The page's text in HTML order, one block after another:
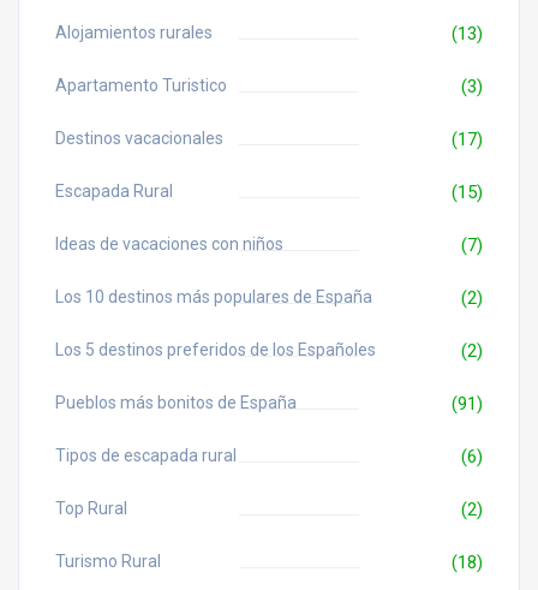
Alojamientos rurales (13)
Apartamento Turistico (3)
Destinos vacacionales (17)
Escapada Rural (15)
Ideas de vacaciones con niños (7)
Los 10 destinos más populares de España (2)
Los 5 destinos preferidos de los Españoles (2)
Pueblos más bonitos de España (91)
Tipos de escapada rural (6)
Top Rural (2)
Turismo Rural (18)